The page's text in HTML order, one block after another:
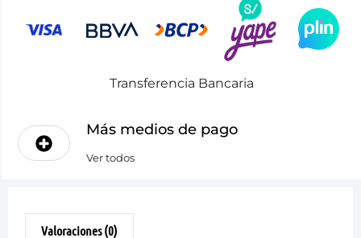
Transferencia Bancaria
Más medios de pago
Ver todos
Valoraciones (0)